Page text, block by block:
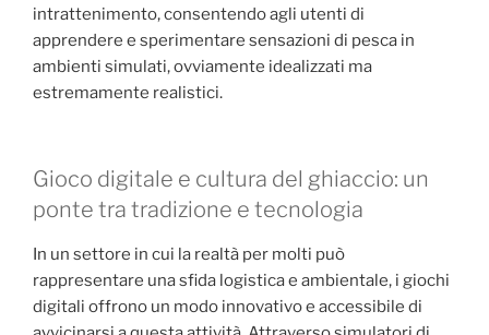
intrattenimento, consentendo agli utenti di
apprendere e sperimentare sensazioni di pesca in
ambienti simulati, ovviamente idealizzati ma
estremamente realistici.
Gioco digitale e cultura del ghiaccio: un
ponte tra tradizione e tecnologia
In un settore in cui la realtà per molti può
rappresentare una sfida logistica e ambientale, i giochi
digitali offrono un modo innovativo e accessibile di